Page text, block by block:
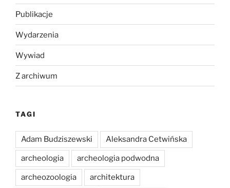
Publikacje
Wydarzenia
Wywiad
Z archiwum
TAGI
Adam Budziszewski Aleksandra Cetwińska
archeologia archeologia podwodna
archeozoologia architektura